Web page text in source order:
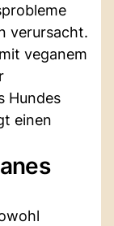
verursacht.
veganem
Hundes
einen